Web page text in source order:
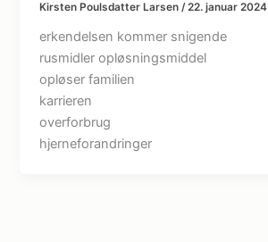
Kirsten Poulsdatter Larsen/22. januar 2024
erkendelsen kommer snigende
rusmidler opløsningsmiddel
opløser familien
karrieren
overforbrug
hjerneforandringer